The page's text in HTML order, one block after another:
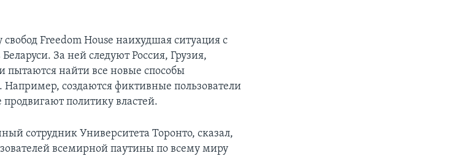
Freedom House наихудшая ситуация с
За ней следуют Россия, Грузия,
пытаются найти все новые способы
Например, создаются фиктивные пользователи
политику властей.
сотрудник Университета Торонто, сказал,
всемирной паутины по всему миру